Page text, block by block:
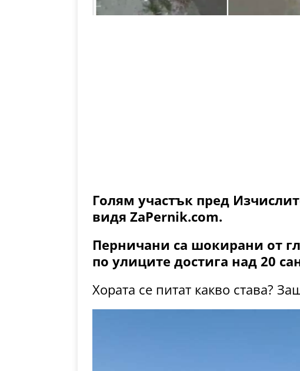
Голям участък пред
видя ZaPernik.com.
Перничани са шокирани от
по улиците достига над 20
Хората се питат какво става?